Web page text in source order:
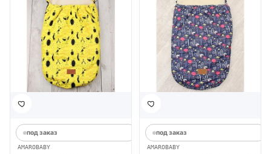
под заказ
AMAROBABY
под заказ
AMAROBABY